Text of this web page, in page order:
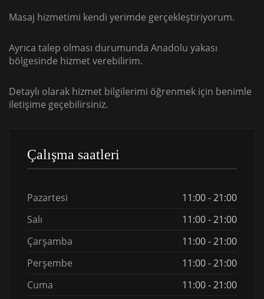
Masaj hizmetimi kendi yerimde gerçekleştiriyorum.
Ayrıca talep olması durumunda Anadolu yakası
bölgesinde hizmet verebilirim.
Detaylı olarak hizmet bilgilerimi öğrenmek için benimle
iletişime geçebilirsiniz.
Çalışma saatleri
Pazartesi
11:00 - 21:00
Salı
11:00 - 21:00
Çarşamba
11:00 - 21:00
Perşembe
11:00 - 21:00
Cuma
11:00 - 21:00